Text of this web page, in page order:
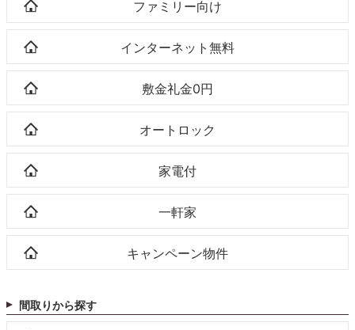
ファミリー向け
インターネット無料
敷金礼金0円
オートロック
家電付
一軒家
キャンペーン物件
間取りから探す